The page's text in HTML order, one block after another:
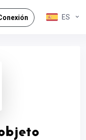
ES